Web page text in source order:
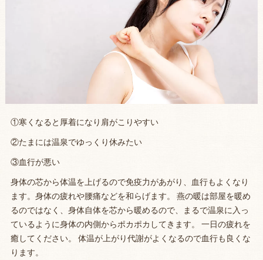
①寒くなると厚着になり肩がこりやすい
②たまには温泉でゆっくり休みたい
③血行が悪い
身体の芯から体温を上げるので免疫力があがり、血行もよくなり
ます。身体の疲れや腰痛などを和らげます。 燕の暖は部屋を暖め
るのではなく、身体自体を芯から暖めるので、まるで温泉に入っ
ているように身体の内側からポカポカしてきます。 一日の疲れを
癒してください。 体温が上がり代謝がよくなるので血行も良くな
ります。